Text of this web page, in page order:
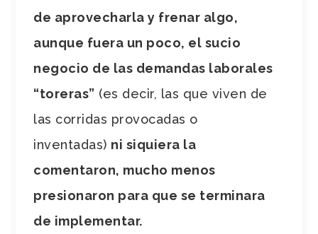
de aprovecharla y frenar algo,
aunque fuera un poco, el sucio
negocio de las demandas laborales
“toreras” (es decir, las que viven de
las corridas provocadas o
inventadas) ni siquiera la
comentaron, mucho menos
presionaron para que se terminara
de implementar.